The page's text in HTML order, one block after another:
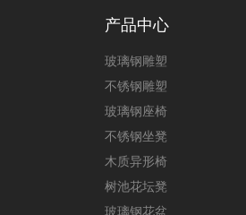
产品中心
玻璃钢雕塑
不锈钢雕塑
玻璃钢座椅
不锈钢坐凳
木质异形椅
树池花坛凳
玻璃钢花盆